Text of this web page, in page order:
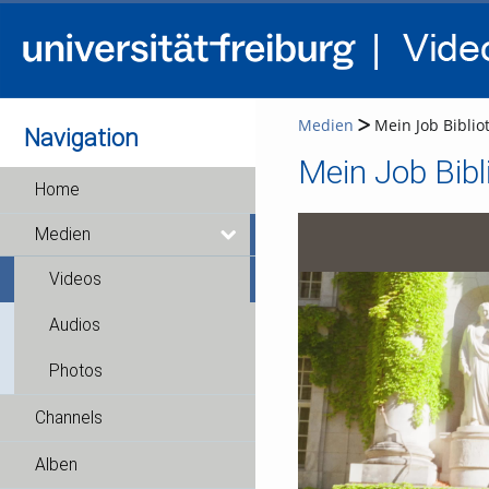
Navigation
Home
Medien
Videos
Audios
Photos
Channels
Alben
Medien Mein Job
Mein Job